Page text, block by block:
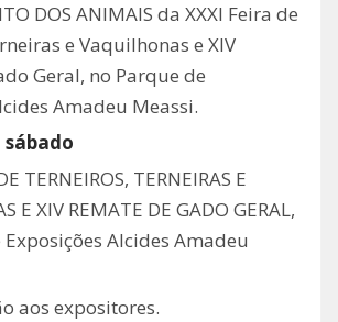
DOS ANIMAIS da XXXI Feira de
e Vaquilhonas e XIV
Geral, no Parque de
Amadeu Meassi.
sábado
TERNEIROS, TERNEIRAS E
E XIV REMATE DE GADO GERAL,
Alcides Amadeu
aos expositores.